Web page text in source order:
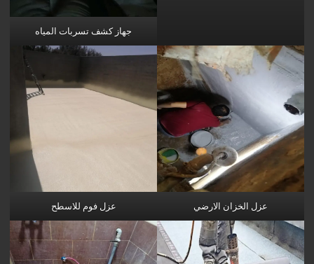
جهاز كشف تسربات المياه
عزل الخزان الارضي عزل فوم للاسطح